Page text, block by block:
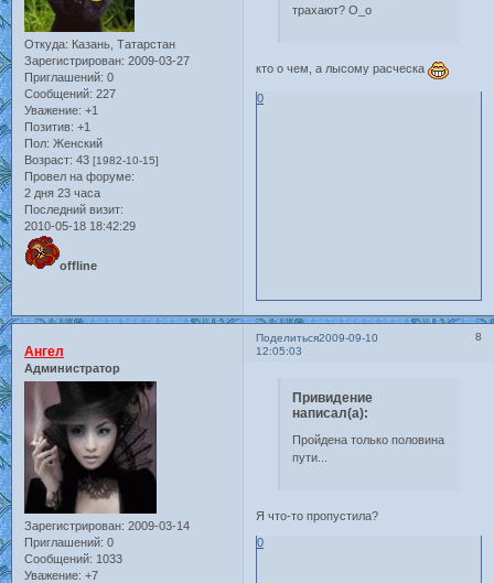
Откуда: Казань, Татарстан
Зарегистрирован: 2009-03-27
Приглашений: 0
Сообщений: 227
Уважение: +1
Позитив: +1
Пол: Женский
Возраст: 43 [1982-10-15]
Провел на форуме:
2 дня 23 часа
Последний визит:
2010-05-18 18:42:29
offline
трахают? О_о
кто о чем, а лысому расческа
0
Поделиться 8
2009-09-10
12:05:03
Ангел
Администратор
Зарегистрирован: 2009-03-14
Приглашений: 0
Сообщений: 1033
Уважение: +7
Привидение
написал(а):
Пройдена только половина
пути...
Я что-то пропустила?
0